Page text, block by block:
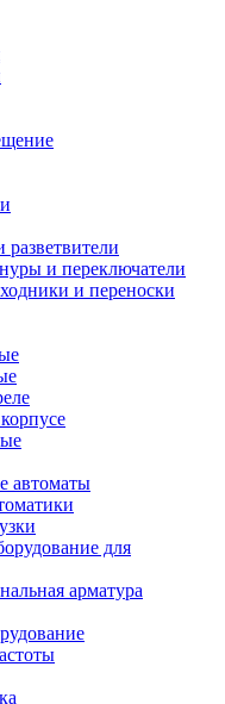
и переключатели
и переноски
автоматы
для
арматура